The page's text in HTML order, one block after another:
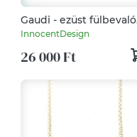
Gaudi - ezüst fülbevaló
tűzzománccal - kék
InnocentDesign
26 000 Ft